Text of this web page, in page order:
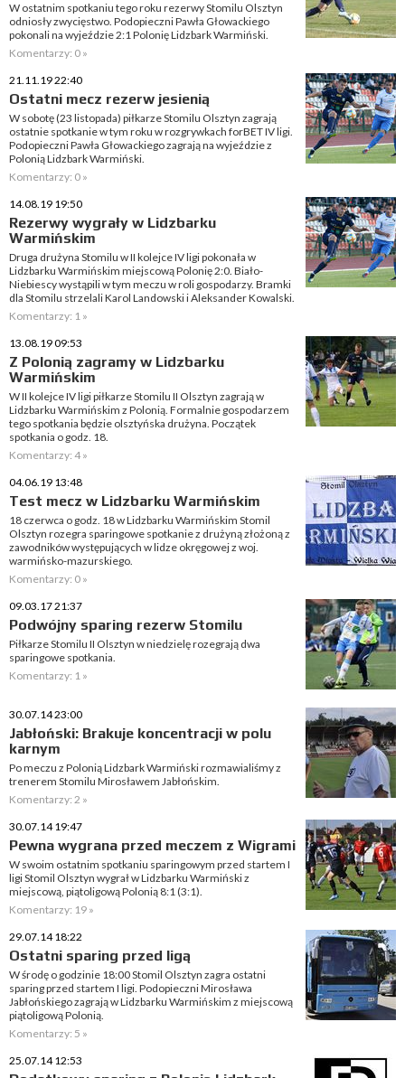
W ostatnim spotkaniu tego roku rezerwy Stomilu Olsztyn
odniosły zwycięstwo. Podopieczni Pawła Głowackiego
pokonali na wyjeździe 2:1 Polonię Lidzbark Warmiński.
Komentarzy: 0 »
21.11.19 22:40
Ostatni mecz rezerw jesienią
W sobotę (23 listopada) piłkarze Stomilu Olsztyn zagrają
ostatnie spotkanie w tym roku w rozgrywkach forBET IV ligi.
Podopieczni Pawła Głowackiego zagrają na wyjeździe z
Polonią Lidzbark Warmiński.
Komentarzy: 0 »
14.08.19 19:50
Rezerwy wygrały w Lidzbarku
Warmińskim
Druga drużyna Stomilu w II kolejce IV ligi pokonała w
Lidzbarku Warmińskim miejscową Polonię 2:0. Biało-
Niebiescy wystąpili w tym meczu w roli gospodarzy. Bramki
dla Stomilu strzelali Karol Landowski i Aleksander Kowalski.
Komentarzy: 1 »
13.08.19 09:53
Z Polonią zagramy w Lidzbarku
Warmińskim
W II kolejce IV ligi piłkarze Stomilu II Olsztyn zagrają w
Lidzbarku Warmińskim z Polonią. Formalnie gospodarzem
tego spotkania będzie olsztyńska drużyna. Początek
spotkania o godz. 18.
Komentarzy: 4 »
04.06.19 13:48
Test mecz w Lidzbarku Warmińskim
18 czerwca o godz. 18 w Lidzbarku Warmińskim Stomil
Olsztyn rozegra sparingowe spotkanie z drużyną złożoną z
zawodników występujących w lidze okręgowej z woj.
warmińsko-mazurskiego.
Komentarzy: 0 »
09.03.17 21:37
Podwójny sparing rezerw Stomilu
Piłkarze Stomilu II Olsztyn w niedzielę rozegrają dwa
sparingowe spotkania.
Komentarzy: 1 »
30.07.14 23:00
Jabłoński: Brakuje koncentracji w polu
karnym
Po meczu z Polonią Lidzbark Warmiński rozmawialiśmy z
trenerem Stomilu Mirosławem Jabłońskim.
Komentarzy: 2 »
30.07.14 19:47
Pewna wygrana przed meczem z Wigrami
W swoim ostatnim spotkaniu sparingowym przed startem I
ligi Stomil Olsztyn wygrał w Lidzbarku Warmiński z
miejscową, piątoligową Polonią 8:1 (3:1).
Komentarzy: 19 »
29.07.14 18:22
Ostatni sparing przed ligą
W środę o godzinie 18:00 Stomil Olsztyn zagra ostatni
sparing przed startem I ligi. Podopieczni Mirosława
Jabłońskiego zagrają w Lidzbarku Warmińskim z miejscową
piątoligową Polonią.
Komentarzy: 5 »
25.07.14 12:53